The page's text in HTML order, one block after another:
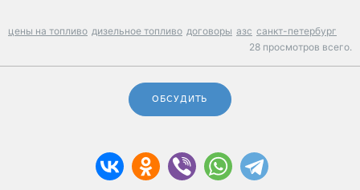
цены на топливо дизельное топливо договоры азс санкт-петербург
28 просмотров всего.
ОБСУДИТЬ